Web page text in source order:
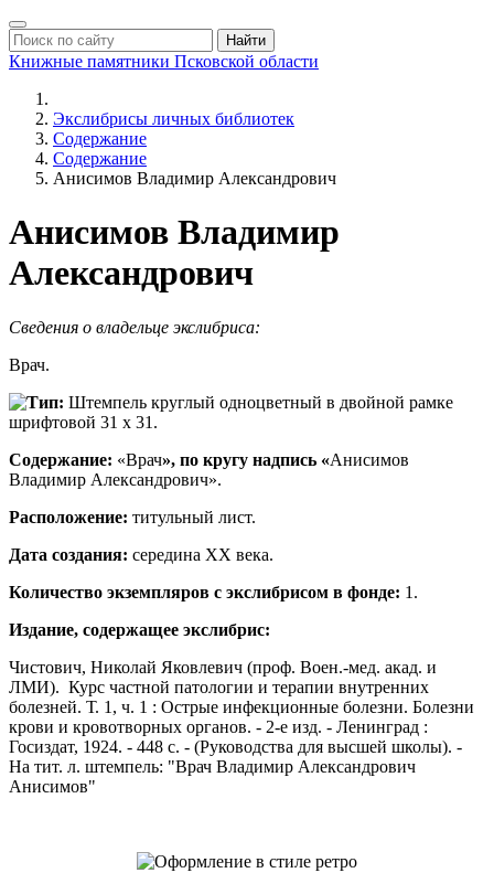
Найти
Книжные памятники Псковской области
Экслибрисы личных библиотек
Содержание
Содержание
Анисимов Владимир Александрович
Анисимов Владимир
Александрович
Сведения о владельце экслибриса:
Врач.
Тип: Штемпель круглый одноцветный в двойной рамке
шрифтовой 31 х 31.
Содержание: «Врач», по кругу надпись «Анисимов
Владимир Александрович».
Расположение: титульный лист.
Дата создания: середина ХХ века.
Количество экземпляров с экслибрисом в фонде: 1.
Издание, содержащее экслибрис:
Чистович, Николай Яковлевич (проф. Воен.-мед. акад. и
ЛМИ). Курс частной патологии и терапии внутренних
болезней. Т. 1, ч. 1 : Острые инфекционные болезни. Болезни
крови и кровотворных органов. - 2-е изд. - Ленинград :
Госиздат, 1924. - 448 с. - (Руководства для высшей школы). -
На тит. л. штемпель: "Врач Владимир Александрович
Анисимов"